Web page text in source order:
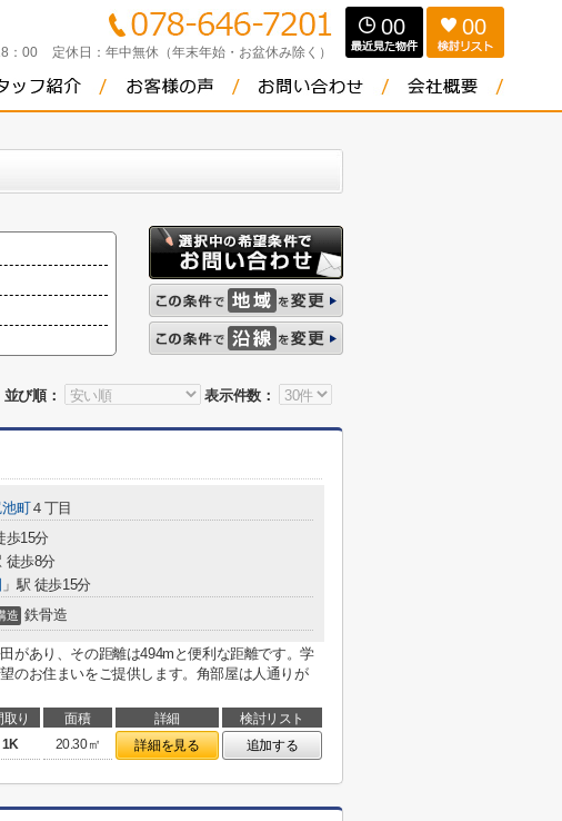
：00 定休日： 年中無休（年末年始・お盆休み除く）
00 00
並び順：
表示件数：
町４丁目
歩15分
徒歩8分
」駅 徒歩15分
造 鉄骨造
があり、その距離は494mと便利な距離です。学
のお住まいをご提供します。角部屋は人通りが
取り 面積 詳細
検討リスト
1K 20.30㎡ 詳細を見る 追加する